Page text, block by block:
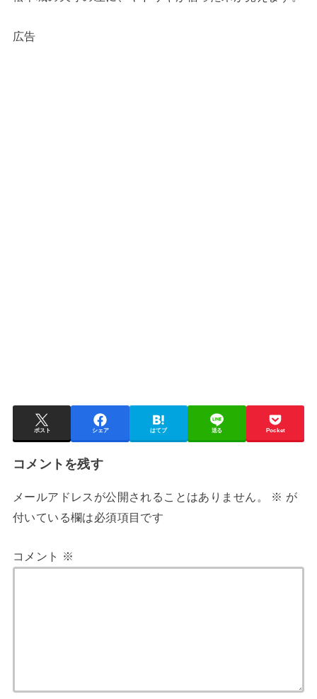
広告
ポスト シェア はてブ 送る Pocket
コメントを残す
メールアドレスが公開されることはありません。 ※ が
付いている欄は必須項目です
コメント ※